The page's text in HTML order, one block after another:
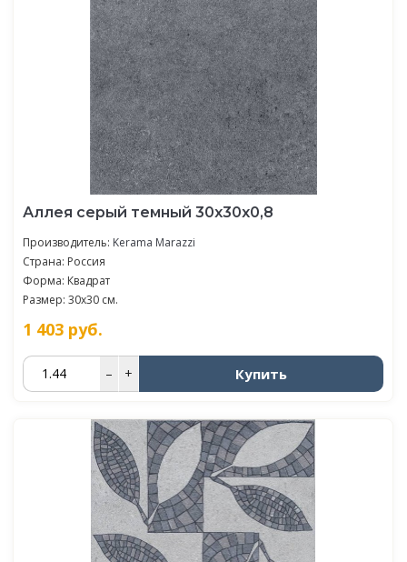
Аллея серый темный 30x30x0,8
Производитель: Kerama Marazzi
Страна: Россия
Форма: Квадрат
Размер: 30x30 см.
1 403 руб.
– + Купить